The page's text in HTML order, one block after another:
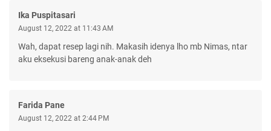
Ika Puspitasari
August 12, 2022 at 11:43 AM
Wah, dapat resep lagi nih. Makasih idenya lho mb Nimas, ntar
aku eksekusi bareng anak-anak deh
Farida Pane
August 12, 2022 at 2:44 PM